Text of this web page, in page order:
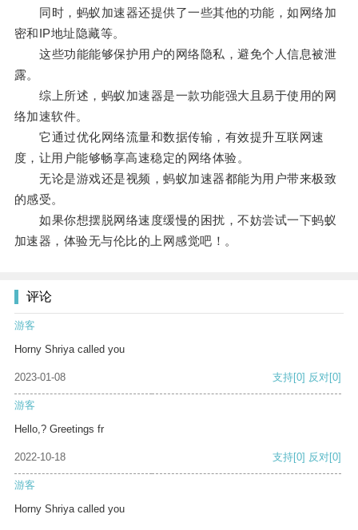
同时，蚂蚁加速器还提供了一些其他的功能，如网络加
密和IP地址隐藏等。
这些功能能够保护用户的网络隐私，避免个人信息被泄
露。
综上所述，蚂蚁加速器是一款功能强大且易于使用的网
络加速软件。
它通过优化网络流量和数据传输，有效提升互联网速
度，让用户能够畅享高速稳定的网络体验。
无论是游戏还是视频，蚂蚁加速器都能为用户带来极致
的感受。
如果你想摆脱网络速度缓慢的困扰，不妨尝试一下蚂蚁
加速器，体验无与伦比的上网感觉吧！。
评论
游客
Horny Shriya called you
2023-01-08 支持[0] 反对[0]
游客
Hello,? Greetings fr
2022-10-18 支持[0] 反对[0]
游客
Horny Shriya called you